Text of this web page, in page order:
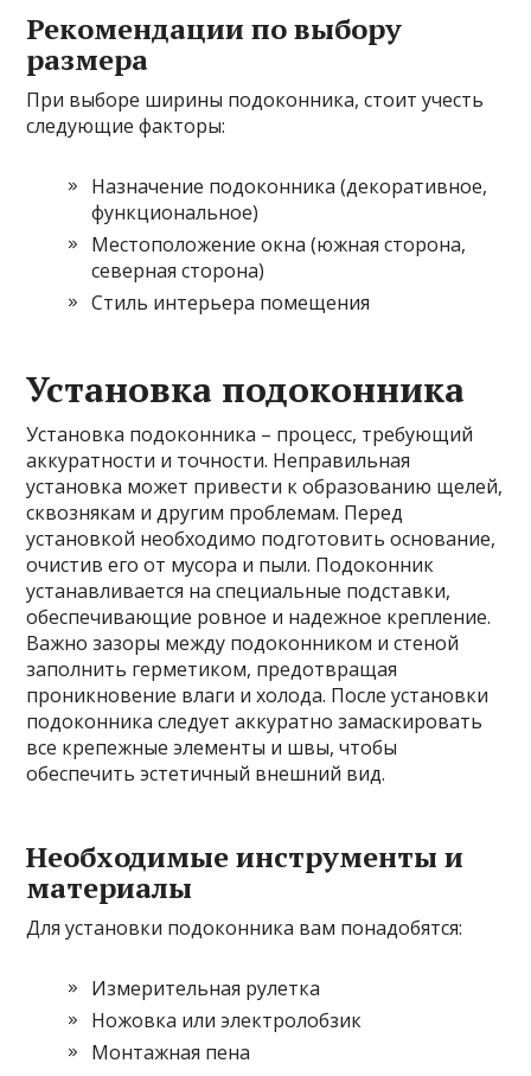
Рекомендации по выбору
размера
При выборе ширины подоконника, стоит учесть
следующие факторы:
Назначение подоконника (декоративное,
функциональное)
Местоположение окна (южная сторона,
северная сторона)
Стиль интерьера помещения
Установка подоконника
Установка подоконника – процесс, требующий
аккуратности и точности. Неправильная
установка может привести к образованию щелей,
сквознякам и другим проблемам. Перед
установкой необходимо подготовить основание,
очистив его от мусора и пыли. Подоконник
устанавливается на специальные подставки,
обеспечивающие ровное и надежное крепление.
Важно зазоры между подоконником и стеной
заполнить герметиком, предотвращая
проникновение влаги и холода. После установки
подоконника следует аккуратно замаскировать
все крепежные элементы и швы, чтобы
обеспечить эстетичный внешний вид.
Необходимые инструменты и
материалы
Для установки подоконника вам понадобятся:
Измерительная рулетка
Ножовка или электролобзик
Монтажная пена